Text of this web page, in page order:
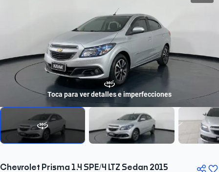
Toca para ver detalles e imperfecciones
Chevrolet Prisma 1.4 SPE/4 LTZ Sedan 2015